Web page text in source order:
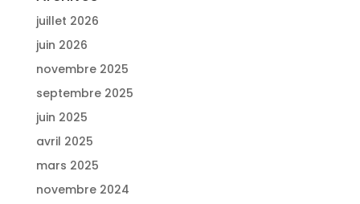
juillet 2026
juin 2026
novembre 2025
septembre 2025
juin 2025
avril 2025
mars 2025
novembre 2024